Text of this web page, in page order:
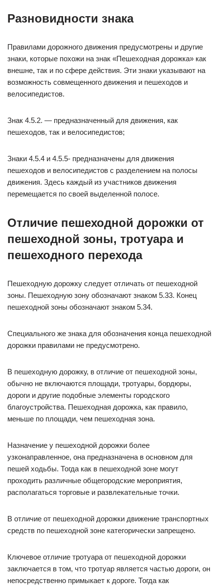
Разновидности знака
Правилами дорожного движения предусмотрены и другие
знаки, которые похожи на знак «Пешеходная дорожка» как
внешне, так и по сфере действия. Эти знаки указывают на
возможность совмещенного движения и пешеходов и
велосипедистов.
Знак 4.5.2. — предназначенный для движения, как
пешеходов, так и велосипедистов;
Знаки 4.5.4 и 4.5.5- предназначены для движения
пешеходов и велосипедистов с разделением на полосы
движения. Здесь каждый из участников движения
перемещается по своей выделенной полосе.
Отличие пешеходной дорожки от
пешеходной зоны, тротуара и
пешеходного перехода
Пешеходную дорожку следует отличать от пешеходной
зоны. Пешеходную зону обозначают знаком 5.33. Конец
пешеходной зоны обозначают знаком 5.34.
Специального же знака для обозначения конца пешеходной
дорожки правилами не предусмотрено.
В пешеходную дорожку, в отличие от пешеходной зоны,
обычно не включаются площади, тротуары, бордюры,
дороги и другие подобные элементы городского
благоустройства. Пешеходная дорожка, как правило,
меньше по площади, чем пешеходная зона.
Назначение у пешеходной дорожки более
узконаправленное, она предназначена в основном для
пешей ходьбы. Тогда как в пешеходной зоне могут
проходить различные общегородские мероприятия,
располагаться торговые и развлекательные точки.
В отличие от пешеходной дорожки движение транспортных
средств по пешеходной зоне категорически запрещено.
Ключевое отличие тротуара от пешеходной дорожки
заключается в том, что тротуар является частью дороги, он
непосредственно примыкает к дороге. Тогда как